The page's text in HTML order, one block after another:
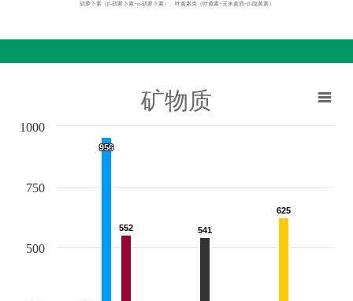
胡萝卜素（β-胡萝卜素+α-胡萝卜素）、叶黄素类（叶黄素+玉米黄质+β-隐黄素）
矿物质
956
956
552
552 541
541
625
625
500
750
1000